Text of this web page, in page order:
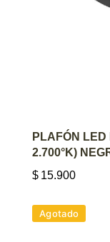
PLAFÓN LED
2.700°K)
$ 15.900
Agotado